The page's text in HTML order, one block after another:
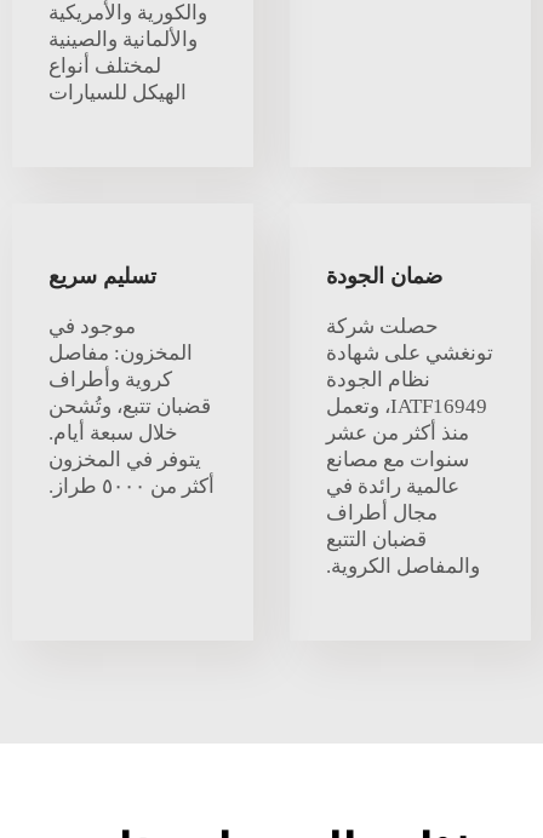
والكورية والأمريكية
والألمانية والصينية
لمختلف أنواع
الهيكل للسيارات
ضمان الجودة
حصلت شركة
تونغشي على شهادة
نظام الجودة
IATF16949، وتعمل
منذ أكثر من عشر
سنوات مع مصانع
عالمية رائدة في
مجال أطراف
قضبان التتبع
والمفاصل الكروية.
تسليم سريع
موجود في
المخزون: مفاصل
كروية وأطراف
قضبان تتبع، وتُشحن
خلال سبعة أيام.
يتوفر في المخزون
أكثر من ٥٠٠٠ طراز.